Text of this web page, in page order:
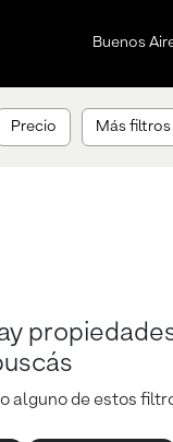
Buenos
Precio Más filtros
alguno de estos